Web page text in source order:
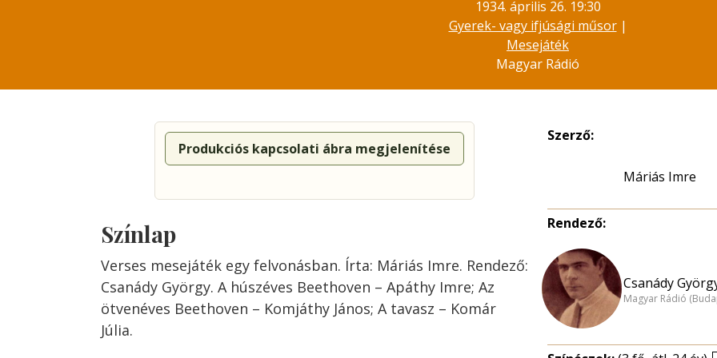
1934. április 26. 19:30
Gyerek- vagy ifjúsági műsor|
Mesejáték
Magyar Rádió
Produkciós kapcsolati ábra megjelenítése
Színlap
Verses mesejáték egy felvonásban. Írta: Máriás Imre. Rendező:
Csanády György. A húszéves Beethoven – Apáthy Imre; Az
ötvenéves Beethoven – Komjáthy János; A tavasz – Komár
Júlia.
Szerző:
Máriás Imre
Rendező:
Csanády
Magyar Rádió